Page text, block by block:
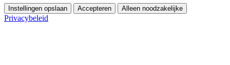
Instellingen opslaan Accepteren Alleen noodzakelijke
Privacybeleid